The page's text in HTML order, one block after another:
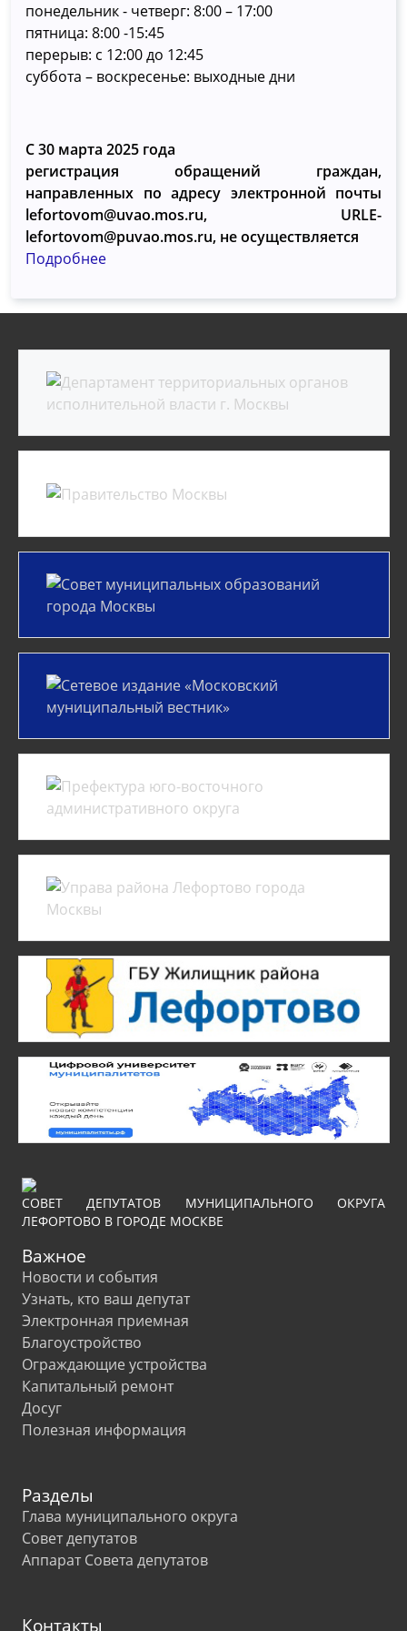
понедельник - четверг: 8:00 – 17:00
пятница: 8:00 -15:45
перерыв: с 12:00 до 12:45
суббота – воскресенье: выходные дни
С 30 марта 2025 года
регистрация обращений граждан,
направленных по адресу электронной почты
lefortovom@uvao.mos.ru, URLE-
lefortovom@puvao.mos.ru, не осуществляется
Подробнее
СОВЕТ ДЕПУТАТОВ МУНИЦИПАЛЬНОГО ОКРУГА
ЛЕФОРТОВО В ГОРОДЕ МОСКВЕ
Важное
Новости и события
Узнать, кто ваш депутат
Электронная приемная
Благоустройство
Ограждающие устройства
Капитальный ремонт
Досуг
Полезная информация
Разделы
Глава муниципального округа
Совет депутатов
Аппарат Совета депутатов
Контакты